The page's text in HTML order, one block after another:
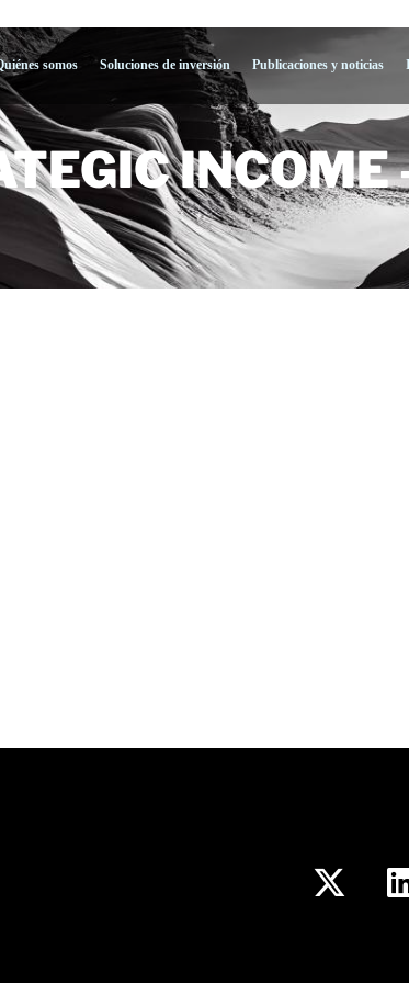
somos Soluciones de inversión Publicaciones y noticias
INCOME